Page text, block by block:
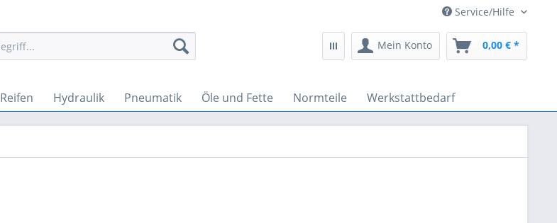
Service/Hilfe
Mein Konto 0,00 € *
Reifen Hydraulik Pneumatik Öle und Fette Normteile Werkstattbedarf